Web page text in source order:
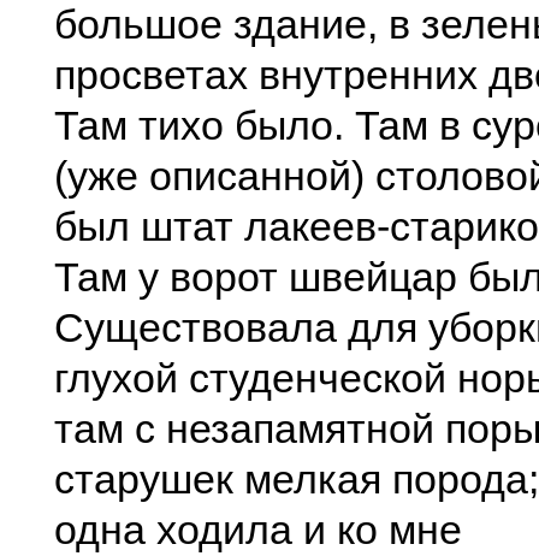
большое здание, в
просветах внутренних
Там тихо было. Там в
(уже описанной)
был штат лакеев-
Там у ворот швейцар
Существовала для
глухой студенческой
там с незапамятной
старушек мелкая порода;
одна ходила и ко мне